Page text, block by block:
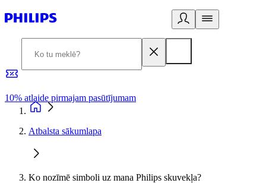
10% atlaide pirmajam pasūtījumam
Atbalsta sākumlapa
Ko nozīmē simboli uz mana Philips skuvekļa?